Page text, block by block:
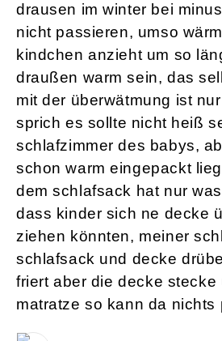
drausen im winter bei
nicht passieren, umso
kindchen anzieht um so
draußen warm sein, das
mit der überwätmung ist
sprich es sollte nicht heiß
schlafzimmer des babys,
schon warm eingepackt
dem schlafsack hat nur
dass kinder sich ne decke
ziehen könnten, meiner
schlafsack und decke
friert aber die decke stecke
matratze so kann da nichts